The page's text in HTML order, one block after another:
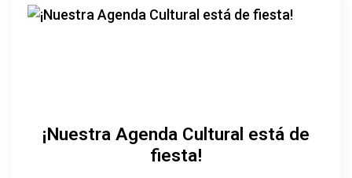
¡Nuestra Agenda Cultural está de
fiesta!